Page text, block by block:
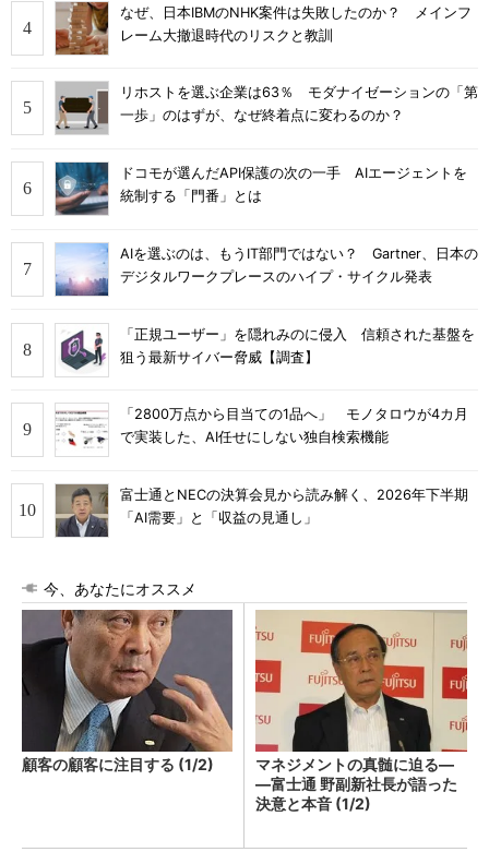
なぜ、日本IBMのNHK案件は失敗したのか？ メインフ
レーム大撤退時代のリスクと教訓
リホストを選ぶ企業は63％ モダナイゼーションの「第
一歩」のはずが、なぜ終着点に変わるのか？
ドコモが選んだAPI保護の次の一手 AIエージェントを
統制する「門番」とは
AIを選ぶのは、もうIT部門ではない？ Gartner、日本の
デジタルワークプレースのハイプ・サイクル発表
「正規ユーザー」を隠れみのに侵入 信頼された基盤を
狙う最新サイバー脅威【調査】
「2800万点から目当ての1品へ」 モノタロウが4カ月
で実装した、AI任せにしない独自検索機能
富士通とNECの決算会見から読み解く、2026年下半期
「AI需要」と「収益の見通し」
今、あなたにオススメ
顧客の顧客に注目する (1/2)
マネジメントの真髄に迫る―
―富士通 野副新社長が語った
決意と本音 (1/2)